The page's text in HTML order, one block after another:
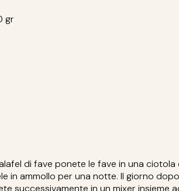
gr
di fave ponete le fave in una ciotola
in ammollo per una notte. Il giorno
successivamente in un mixer insieme